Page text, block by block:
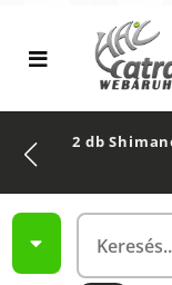
2 db